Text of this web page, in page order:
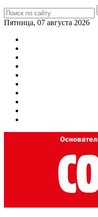
Пятница, 07 августа 2026